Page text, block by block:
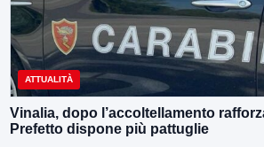
ATTUALITÀ
Vinalia, dopo l’accoltellamento
Prefetto dispone più pattuglie